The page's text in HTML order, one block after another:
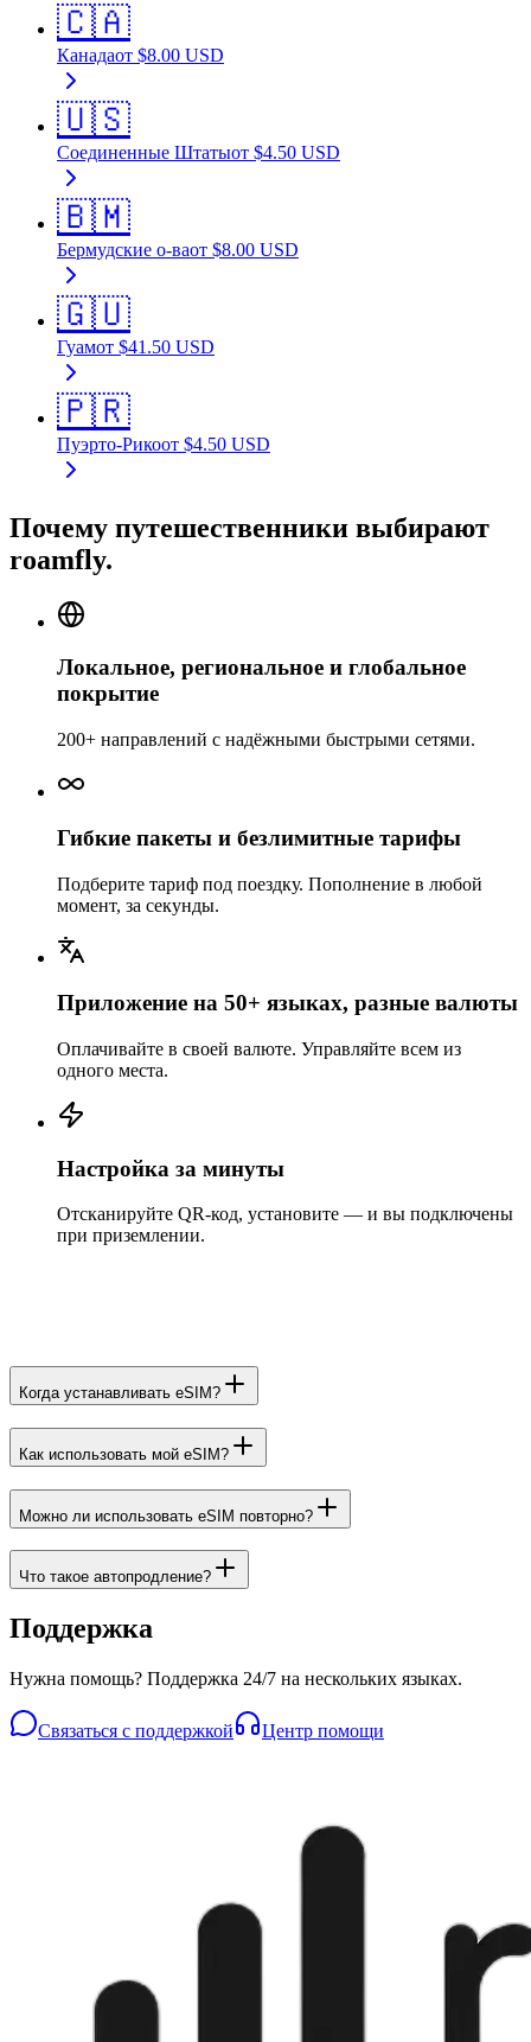
🇨🇦
Канадаот $8.00 USD
🇺🇸
Соединенные Штатыот $4.50 USD
🇧🇲
Бермудские о-ваот $8.00 USD
🇬🇺
Гуамот $41.50 USD
🇵🇷
Пуэрто-Рикоот $4.50 USD
Почему путешественники выбирают
roamfly.
Локальное, региональное и глобальное
покрытие
200+ направлений с надёжными быстрыми сетями.
Гибкие пакеты и безлимитные тарифы
Подберите тариф под поездку. Пополнение в любой
момент, за секунды.
Приложение на 50+ языках, разные валюты
Оплачивайте в своей валюте. Управляйте всем из
одного места.
Настройка за минуты
Отсканируйте QR-код, установите — и вы подключены
при приземлении.
Когда устанавливать eSIM?
Как использовать мой eSIM?
Можно ли использовать eSIM повторно?
Что такое автопродление?
Поддержка
Нужна помощь? Поддержка 24/7 на нескольких языках.
Связаться с поддержкой Центр помощи